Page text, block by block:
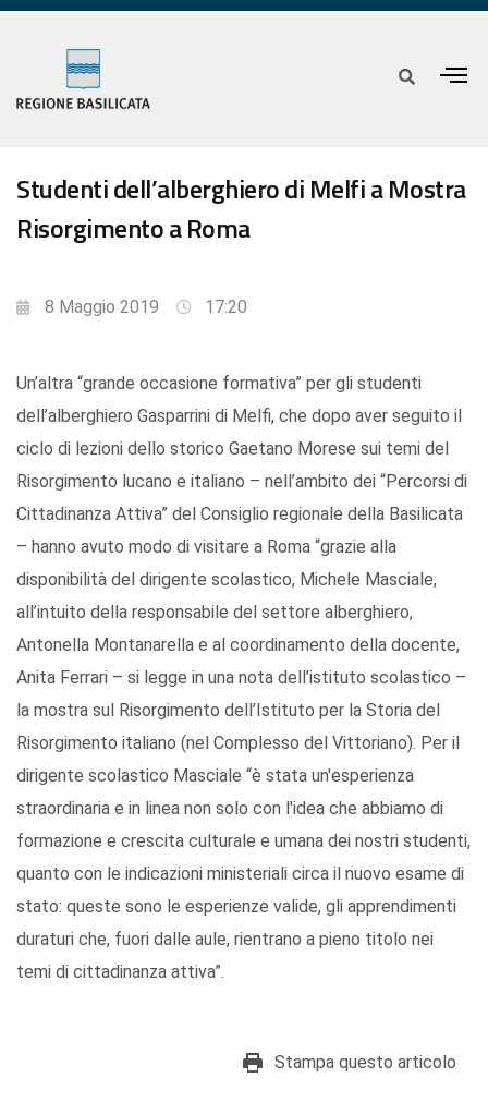
Studenti dell’alberghiero di Melfi a Mostra
Risorgimento a Roma
8 Maggio 2019 17:20
Un’altra “grande occasione formativa” per gli studenti
dell’alberghiero Gasparrini di Melfi, che dopo aver seguito il
ciclo di lezioni dello storico Gaetano Morese sui temi del
Risorgimento lucano e italiano – nell’ambito dei “Percorsi di
Cittadinanza Attiva” del Consiglio regionale della Basilicata
– hanno avuto modo di visitare a Roma “grazie alla
disponibilità del dirigente scolastico, Michele Masciale,
all’intuito della responsabile del settore alberghiero,
Antonella Montanarella e al coordinamento della docente,
Anita Ferrari – si legge in una nota dell’istituto scolastico –
la mostra sul Risorgimento dell’Istituto per la Storia del
Risorgimento italiano (nel Complesso del Vittoriano). Per il
dirigente scolastico Masciale “è stata un'esperienza
straordinaria e in linea non solo con l'idea che abbiamo di
formazione e crescita culturale e umana dei nostri studenti,
quanto con le indicazioni ministeriali circa il nuovo esame di
stato: queste sono le esperienze valide, gli apprendimenti
duraturi che, fuori dalle aule, rientrano a pieno titolo nei
temi di cittadinanza attiva”.
Stampa questo articolo